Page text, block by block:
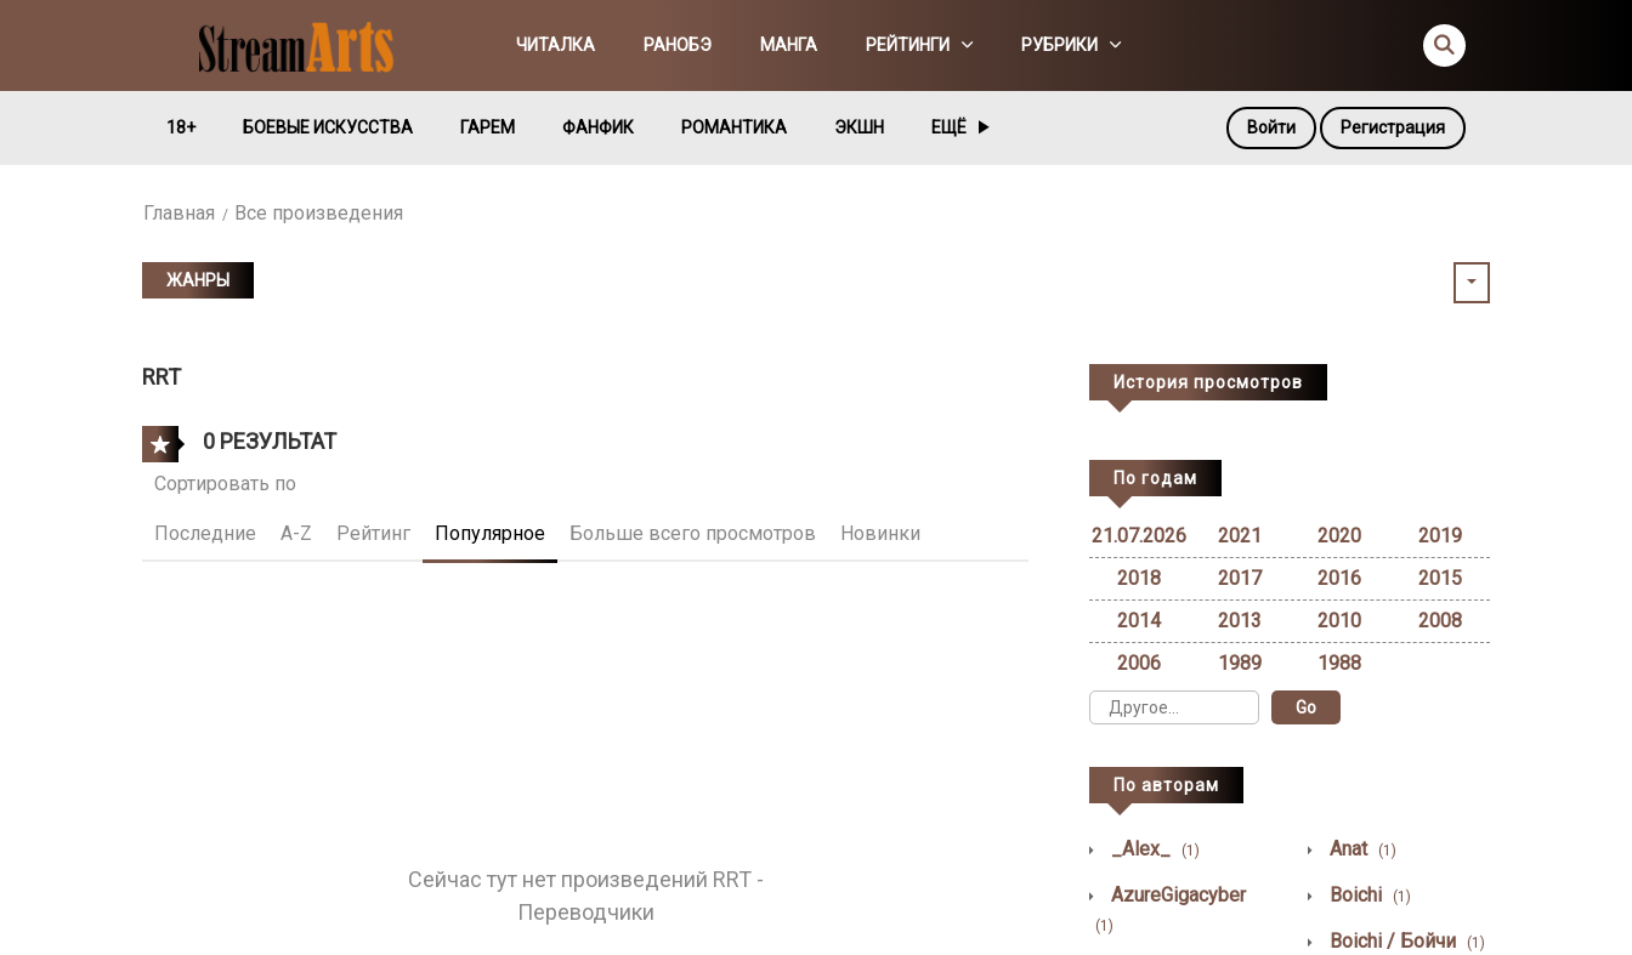
ЧИТАЛКА РАНОБЭ МАНГА РЕЙТИНГИ РУБРИКИ
18+ БОЕВЫЕ ИСКУССТВА ГАРЕМ ФАНФИК РОМАНТИКА ЭКШН ЕЩЁ Войти Регистрация
Главная Все произведения
ЖАНРЫ
RRT
0 РЕЗУЛЬТАТ
Сортировать по
Последние A-Z Рейтинг Популярное Больше всего просмотров Новинки
Сейчас тут нет произведений RRT -
Переводчики
История просмотров
По годам
21.07.2026 2021 2020
2019
2018
2017 2016
2015
2014
2013 2010
2008
2006
1989 1988
По авторам
_Alex_ (1) Anat (1)
AzureGigacyber
(1)
Boichi (1)
Boichi / Бойчи (1)